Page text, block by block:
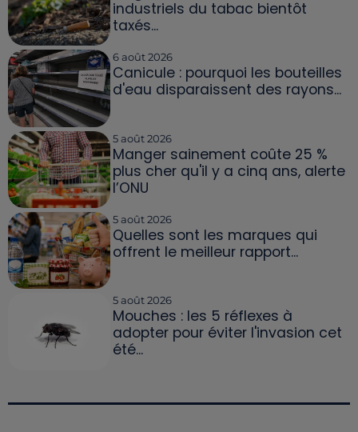
industriels du tabac bientôt
taxés...
6 août 2026
Canicule : pourquoi les bouteilles
d'eau disparaissent des rayons...
5 août 2026
Manger sainement coûte 25 %
plus cher qu'il y a cinq ans, alerte
l’ONU
5 août 2026
Quelles sont les marques qui
offrent le meilleur rapport...
5 août 2026
Mouches : les 5 réflexes à
adopter pour éviter l'invasion cet
été...